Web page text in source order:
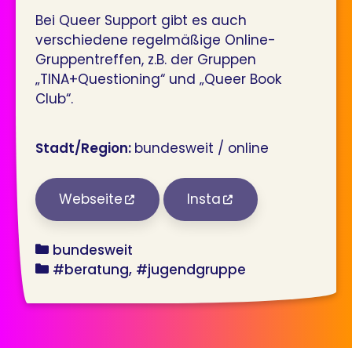
Bei Queer Support gibt es auch
verschiedene regelmäßige Online-
Gruppentreffen, z.B. der Gruppen
„TINA+Questioning“ und „Queer Book
Club“.
Stadt/Region: bundesweit / online
Webseite Insta
bundesland
bundesweit
angebot
#beratung #jugendgruppe